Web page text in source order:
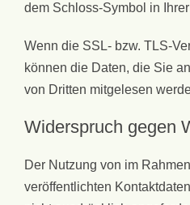
dem Schloss-Symbol in
Wenn die SSL- bzw. TLS-
können die Daten, die Sie
von Dritten mitgelesen
Widerspruch gegen
Der Nutzung von im
veröffentlichten